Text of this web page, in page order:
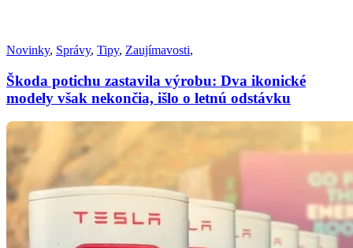
Novinky, Správy, Tipy, Zaujímavosti,
Škoda potichu zastavila výrobu: Dva ikonické
modely však nekončia, išlo o letnú odstávku